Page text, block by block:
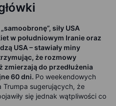
siły USA
w południowym Iranie oraz
USA – stawiały miny
że rozmowy
zmierzają do przedłużenia
60 dni. Po weekendowych
sugerujących, że
się jednak wątpliwości co